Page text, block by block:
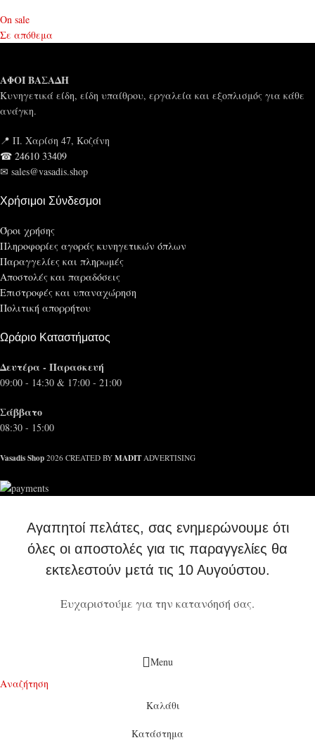
On sale
Σε απόθεμα
ΑΦΟΙ ΒΑΣΑΔΗ
Κυνηγετικά είδη, είδη υπαίθρου, εργαλεία και εξοπλισμός για κάθε
ανάγκη.
📍 Π. Χαρίση 47, Κοζάνη
☎ 24610 33409
✉ sales@vasadis.shop
Χρήσιμοι Σύνδεσμοι
Όροι χρήσης
Πληροφορίες αγοράς κυνηγετικών όπλων
Παραγγελίες και πληρωμές
Αποστολές και παραδόσεις
Επιστροφές και υπαναχώρηση
Πολιτική απορρήτου
Ωράριο Καταστήματος
Δευτέρα - Παρασκευή
09:00 - 14:30 & 17:00 - 21:00
Σάββατο
08:30 - 15:00
Vasadis Shop 2026 CREATED BY MADIT ADVERTISING
Αγαπητοί πελάτες, σας ενημερώνουμε ότι
όλες οι αποστολές για τις παραγγελίες θα
εκτελεστούν μετά τις 10 Αυγούστου.
Ευχαριστούμε για την κατανόησή σας.
Menu
Αναζήτηση
Καλάθι
Κατάστημα